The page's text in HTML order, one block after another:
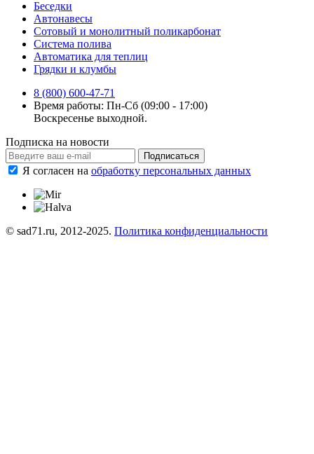
Беседки
Автонавесы
Сотовый и монолитный поликарбонат
Система полива
Автоматика для теплиц
Грядки и клумбы
8 (800) 600-47-71
Время работы: Пн-Сб (09:00 - 17:00)
Воскресенье выходной.
Подписка на новости
Подписаться
Я согласен на обработку персональных данных
© sad71.ru, 2012-2025. Политика конфиденциальности